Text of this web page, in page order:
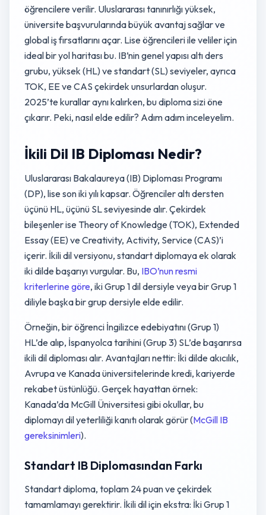
öğrencilere verilir. Uluslararası tanınırlığı yüksek,
üniversite başvurularında büyük avantaj sağlar ve
global iş fırsatlarını açar. Lise öğrencileri ile veliler için
ideal bir yol haritası bu. IB’nin genel yapısı altı ders
grubu, yüksek (HL) ve standart (SL) seviyeler, ayrıca
TOK, EE ve CAS çekirdek unsurlardan oluşur.
2025’te kurallar aynı kalırken, bu diploma sizi öne
çıkarır. Peki, nasıl elde edilir? Adım adım inceleyelim.
İkili Dil IB Diploması Nedir?
Uluslararası Bakalaureya (IB) Diploması Programı
(DP), lise son iki yılı kapsar. Öğrenciler altı dersten
üçünü HL, üçünü SL seviyesinde alır. Çekirdek
bileşenler ise Theory of Knowledge (TOK), Extended
Essay (EE) ve Creativity, Activity, Service (CAS)’i
içerir. İkili dil versiyonu, standart diplomaya ek olarak
iki dilde başarıyı vurgular. Bu, IBO’nun resmi
kriterlerine göre, iki Grup 1 dil dersiyle veya bir Grup 1
diliyle başka bir grup dersiyle elde edilir.
Örneğin, bir öğrenci İngilizce edebiyatını (Grup 1)
HL’de alıp, İspanyolca tarihini (Grup 3) SL’de başarırsa
ikili dil diploması alır. Avantajları nettir: İki dilde akıcılık,
Avrupa ve Kanada üniversitelerinde kredi, kariyerde
rekabet üstünlüğü. Gerçek hayattan örnek:
Kanada’da McGill Üniversitesi gibi okullar, bu
diplomayı dil yeterliliği kanıtı olarak görür (McGill IB
gereksinimleri).
Standart IB Diplomasından Farkı
Standart diploma, toplam 24 puan ve çekirdek
tamamlamayı gerektirir. İkili dil için ekstra: İki Grup 1